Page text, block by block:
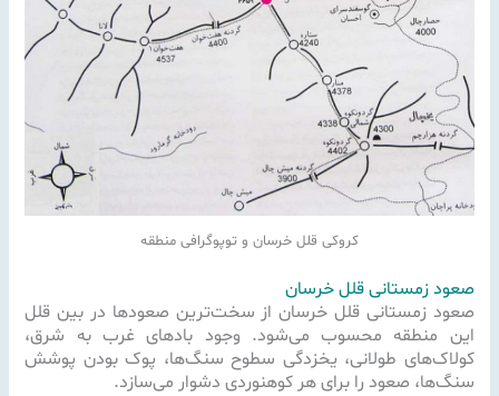
کروکی قلل خرسان و توپوگرافی منطقه
صعود زمستانی قلل خرسان
صعود زمستانی قلل خرسان از سخت‌ترین صعودها در بین قلل
این منطقه محسوب می‌شود. وجود بادهای غرب به شرق،
کولاک‌های طولانی، یخزدگی سطوح سنگ‌ها، پوک بودن پوشش
سنگ‌ها، صعود را برای هر کوهنوردی دشوار می‌سازد.